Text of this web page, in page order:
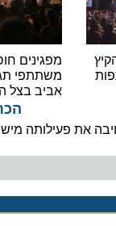
משתתפי תגלית
אביב בצל